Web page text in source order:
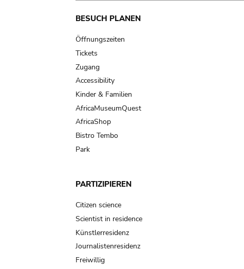
Main
navigation
BESUCH PLANEN
Öffnungszeiten
Tickets
Zugang
Accessibility
Kinder & Familien
AfricaMuseumQuest
AfricaShop
Bistro Tembo
Park
PARTIZIPIEREN
Citizen science
Scientist in residence
Künstlerresidenz
Journalistenresidenz
Freiwillig